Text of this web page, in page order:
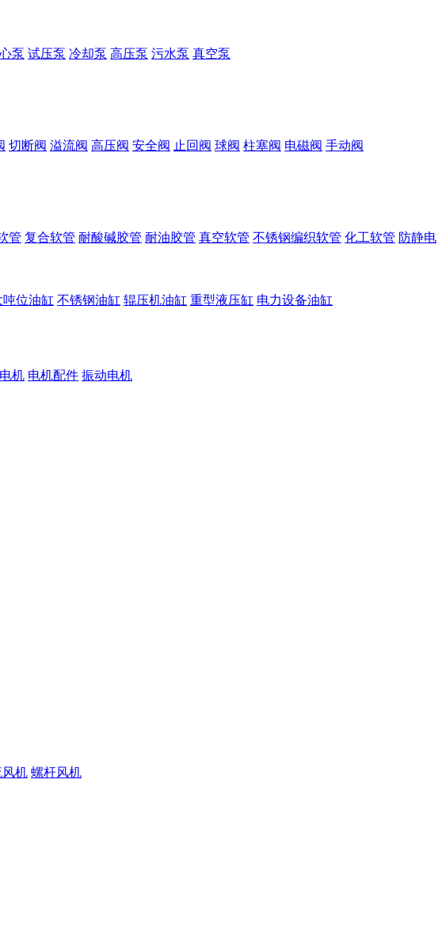
泵 试压泵 冷却泵 高压泵 污水泵 真空泵
切断阀 溢流阀 高压阀 安全阀 止回阀 球阀 柱塞阀 电磁阀 手动阀
管 复合软管 耐酸碱胶管 耐油胶管 真空软管 不锈钢编织软管 化工软管 防静电
吨位油缸 不锈钢油缸 辊压机油缸 重型液压缸 电力设备油缸
机 电机配件 振动电机
机 螺杆风机